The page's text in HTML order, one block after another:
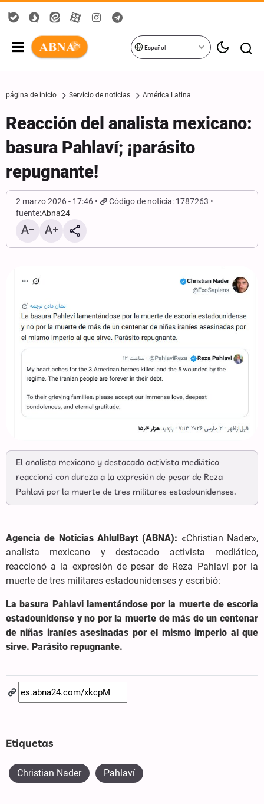
Español
página de inicio Servicio de noticias América Latina
Reacción del analista mexicano:
basura Pahlaví; ¡parásito
repugnante!
2 marzo 2026 - 17:46
Código de noticia: 1787263
fuente:Abna24
El analista mexicano y destacado activista mediático
reaccionó con dureza a la expresión de pesar de Reza
Pahlaví por la muerte de tres militares estadounidenses.
Agencia de Noticias AhlulBayt (ABNA): «Christian Nader»,
analista mexicano y destacado activista mediático,
reaccionó a la expresión de pesar de Reza Pahlaví por la
muerte de tres militares estadounidenses y escribió:
La basura Pahlavi lamentándose por la muerte de escoria
estadounidense y no por la muerte de más de un centenar
de niñas iraníes asesinadas por el mismo imperio al que
sirve. Parásito repugnante.
Etiquetas
Christian Nader Pahlaví